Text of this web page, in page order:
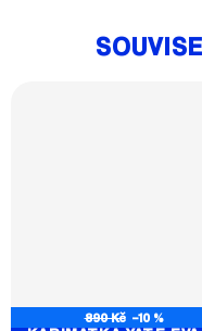
890 Kč –10 %